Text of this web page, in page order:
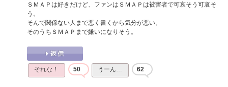
ＳＭＡＰは好きだけど、ファンはＳＭＡＰは被害者で可哀そう可哀そ
う。
そんで関係ない人まで悪く書くから気分が悪い。
そのうちＳＭＡＰまで嫌いになりそう。
それな！ 50 うーん… 62